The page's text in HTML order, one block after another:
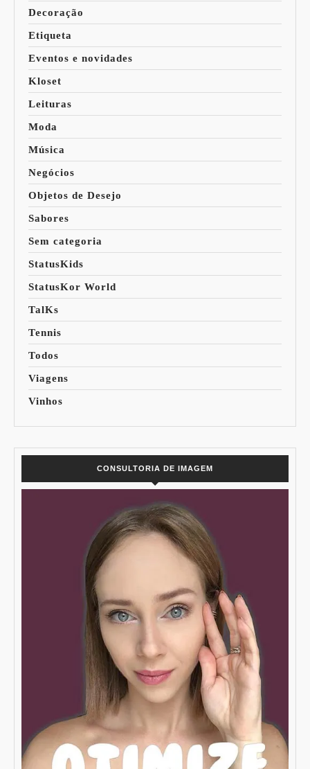
Decoração
Etiqueta
Eventos e novidades
Kloset
Leituras
Moda
Música
Negócios
Objetos de Desejo
Sabores
Sem categoria
StatusKids
StatusKor World
TalKs
Tennis
Todos
Viagens
Vinhos
CONSULTORIA DE IMAGEM